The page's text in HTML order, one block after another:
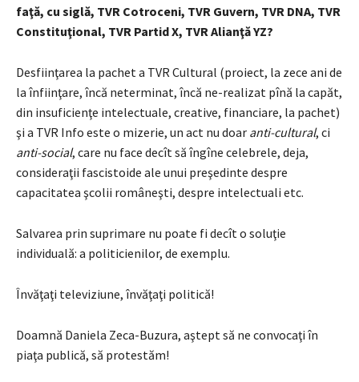
faţă, cu siglă, TVR Cotroceni, TVR Guvern, TVR DNA, TVR
Constituţional, TVR Partid X, TVR Alianţă YZ?
Desfiinţarea la pachet a TVR Cultural (proiect, la zece ani de
la înfiinţare, încă neterminat, încă ne-realizat pînă la capăt,
din insuficienţe intelectuale, creative, financiare, la pachet)
şi a TVR Info este o mizerie, un act nu doar anti-cultural, ci
anti-social, care nu face decît să îngîne celebrele, deja,
consideraţii fascistoide ale unui preşedinte despre
capacitatea şcolii româneşti, despre intelectuali etc.
Salvarea prin suprimare nu poate fi decît o soluţie
individuală: a politicienilor, de exemplu.
Învăţaţi televiziune, învăţaţi politică!
Doamnă Daniela Zeca-Buzura, aştept să ne convocaţi în
piaţa publică, să protestăm!